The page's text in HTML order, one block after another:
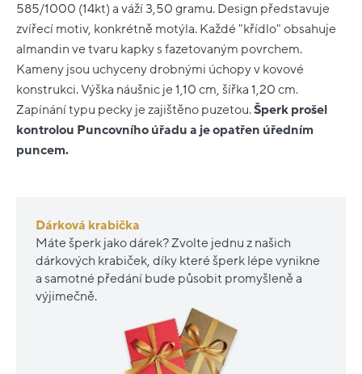
585/1000 (14kt) a váží 3,50 gramu. Design představuje
zvířecí motiv, konkrétně motýla. Každé "křídlo" obsahuje
almandin ve tvaru kapky s fazetovaným povrchem.
Kameny jsou uchyceny drobnými úchopy v kovové
konstrukci. Výška náušnic je 1,10 cm, šířka 1,20 cm.
Zapínání typu pecky je zajištěno puzetou.Šperk prošel
kontrolou Puncovního úřadu a je opatřen úředním
puncem.
Dárková krabička
Máte šperk jako dárek? Zvolte jednu z našich
dárkových krabiček, díky které šperk lépe vynikne
a samotné předání bude působit promyšleně a
výjimečně.